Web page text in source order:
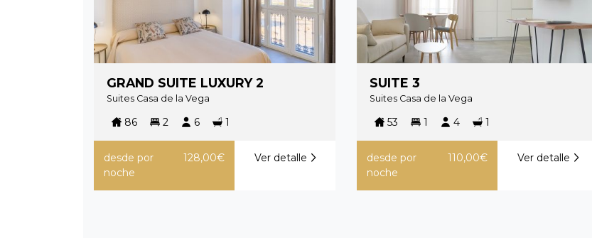
GRAND SUITE LUXURY 2
Suites Casa de la Vega
86 2 6 1
desde por
noche
128,00€ Ver detalle
SUITE 3
Suites Casa de la Vega
53 1 4 1
desde por
noche
110,00€ Ver detalle